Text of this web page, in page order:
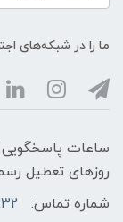
ما را در شبکه‌های
روزهای تعطیل
شماره تماس: